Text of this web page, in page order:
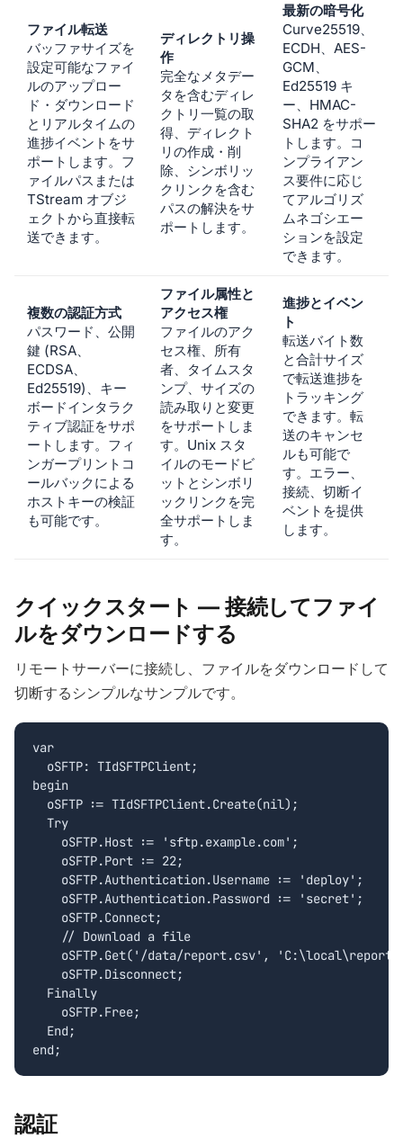
ファイル転送
バッファサイズを
設定可能なファイ
ルのアップロー
ド・ダウンロード
とリアルタイムの
進捗イベントをサ
ポートします。フ
ァイルパスまたは
TStream オブジ
ェクトから直接転
送できます。
ディレクトリ操
作
完全なメタデー
タを含むディレ
クトリ一覧の取
得、ディレクト
リの作成・削
除、シンボリッ
クリンクを含む
パスの解決をサ
ポートします。
最新の暗号化
Curve25519、
ECDH、AES-
GCM、
Ed25519 キ
ー、HMAC-
SHA2 をサポー
トします。コ
ンプライアン
ス要件に応じ
てアルゴリズ
ムネゴシエー
ションを設定
できます。
複数の認証方式
パスワード、公開
鍵 (RSA、
ECDSA、
Ed25519)、キー
ボードインタラク
ティブ認証をサポ
ートします。フィ
ンガープリントコ
ールバックによる
ホストキーの検証
も可能です。
ファイル属性と
アクセス権
ファイルのアク
セス権、所有
者、タイムスタ
ンプ、サイズの
読み取りと変更
をサポートしま
す。Unix スタ
イルのモードビ
ットとシンボリ
ックリンクを完
全サポートしま
す。
進捗とイベン
ト
転送バイト数
と合計サイズ
で転送進捗を
トラッキング
できます。転
送のキャンセ
ルも可能で
す。エラー、
接続、切断イ
ベントを提供
します。
クイックスタート — 接続してファイ
ルをダウンロードする
リモートサーバーに接続し、ファイルをダウンロードして
切断するシンプルなサンプルです。
var
  oSFTP: TIdSFTPClient;
begin
  oSFTP := TIdSFTPClient.Create(nil);
  Try
    oSFTP.Host := 'sftp.example.com';
    oSFTP.Port := 22;
    oSFTP.Authentication.Username := 'deploy';
    oSFTP.Authentication.Password := 'secret';
    oSFTP.Connect;
    // Download a file
oSFTP.Get('/data/report.csv',
    oSFTP.Disconnect;
  Finally
    oSFTP.Free;
  End;
end;
認証